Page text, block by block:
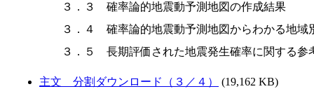
３．３　確率論的地震動予測地図の作成結果
３．４　確率論的地震動予測地図からわかる地域
主文 分割ダウンロード（３／４） (19,162 KB)